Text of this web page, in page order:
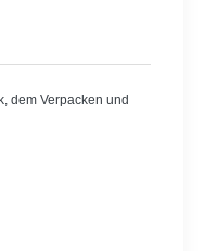
dem Verpacken und